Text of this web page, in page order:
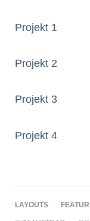
Projekt 1
Projekt 2
Projekt 3
Projekt 4
NAVIGATION
LAYOUTS